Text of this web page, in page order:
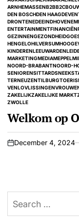
POSTED
IN
ARNHEMASSENB2BB2C
DEN BOSCHDEN HAAG
DRONTENEDEEINDHOVEN
ENTERTAINMENTFINANCIËN
GEZINNENGEZONDHEID
HENGELOHILVERSUM
KINDERENLEEUWARDEN
MARKETINGMEDIAMEPPEL
NOORD-BRABANTNOORD-
SENIORENSITTARDSNEEK
TERNEUZENTILBURG
VENLOVLISSINGEN
ZAKELIJKZAKELIJKE MARKT
ZWOLLE
Welkom op
on
December 4, 2024
Search
for: